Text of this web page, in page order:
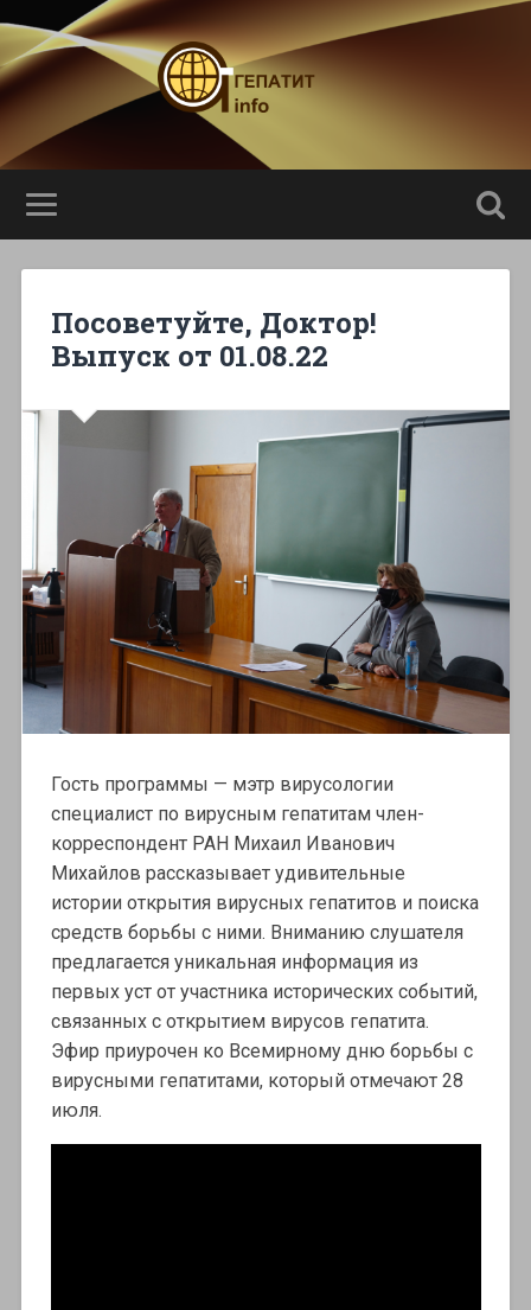
Посоветуйте, Доктор!
Выпуск от 01.08.22
Гость программы — мэтр вирусологии
специалист по вирусным гепатитам член-
корреспондент РАН Михаил Иванович
Михайлов рассказывает удивительные
истории открытия вирусных гепатитов и поиска
средств борьбы с ними. Вниманию слушателя
предлагается уникальная информация из
первых уст от участника исторических событий,
связанных с открытием вирусов гепатита.
Эфир приурочен ко Всемирному дню борьбы с
вирусными гепатитами, который отмечают 28
июля.